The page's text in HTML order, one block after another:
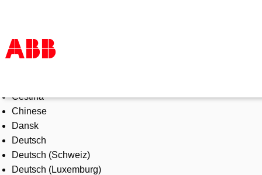
Products & Solutions
Industries
Services
About us
Where to buy
Contact us
Čeština
Chinese
Dansk
Deutsch
Deutsch (Schweiz)
Deutsch (Luxemburg)